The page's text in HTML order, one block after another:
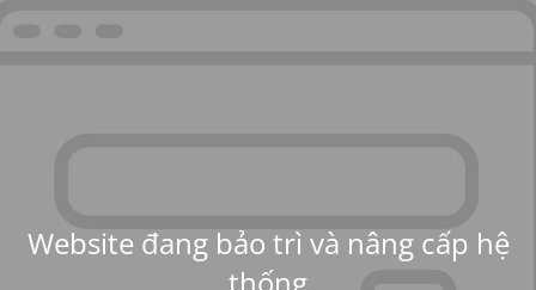
Website đang bảo trì và nâng cấp hệ